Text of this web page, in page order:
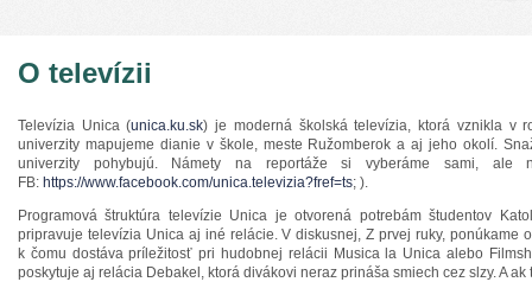
O televízii
Televízia Unica (unica.ku.sk) je moderná školská televízia, ktorá vznikla v
univerzity mapujeme dianie v škole, meste Ružomberok a aj jeho okolí.
univerzity pohybujú. Námety na reportáže si vyberáme sami,
FB: https://www.facebook.com/unica.televizia?fref=ts; ).
Programová štruktúra televízie Unica je otvorená potrebám študentov
pripravuje televízia Unica aj iné relácie. V diskusnej, Z prvej ruky,
k čomu dostáva príležitosť pri hudobnej relácii Musica la Unica alebo
poskytuje aj relácia Debakel, ktorá divákovi neraz prináša smiech cez slzy. A